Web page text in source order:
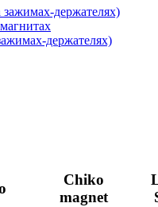
держателях)
держателях)
Chiko
magnet